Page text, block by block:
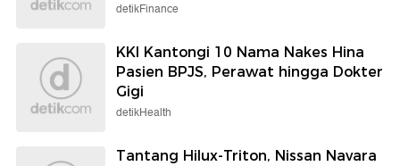
detikFinance
KKI Kantongi 10 Nama Nakes Hina
Pasien BPJS, Perawat hingga Dokter
Gigi
detikHealth
Tantang Hilux-Triton, Nissan Navara